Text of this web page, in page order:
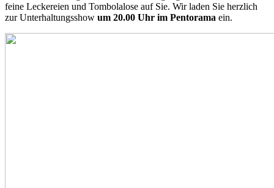
feine Leckereien und Tombolalose auf Sie. Wir laden Sie herzlich
zur Unterhaltungsshow um 20.00 Uhr im Pentorama ein.